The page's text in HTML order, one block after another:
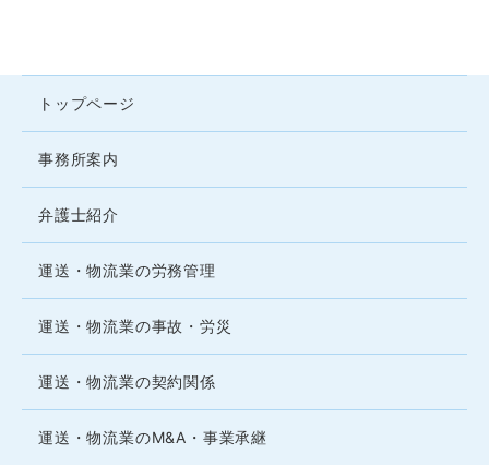
トップページ
事務所案内
弁護士紹介
運送・物流業の労務管理
運送・物流業の事故・労災
運送・物流業の契約関係
運送・物流業のM&A・事業承継